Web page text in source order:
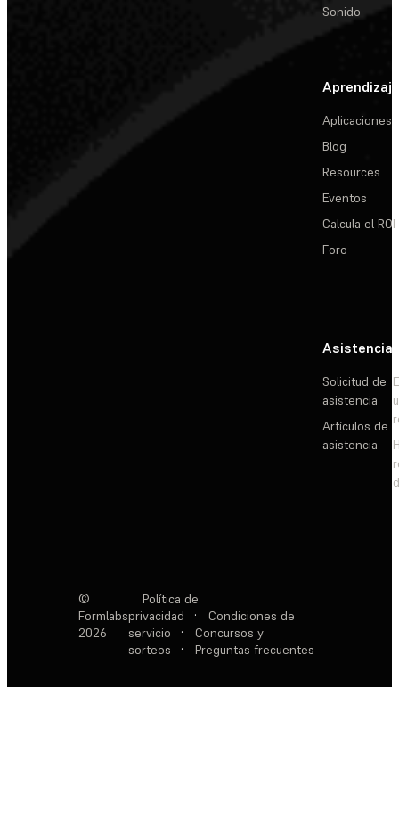
Sonido
Aprendizaje
Aplicaciones
Blog
Resources
Eventos
Calcula el ROI
Foro
Asistencia
Solicitud de
asistencia
Artículos de
asistencia
©
Formlabs
2026
Política de
privacidad
·
Condiciones de
servicio
·
Concursos y
sorteos
· Preguntas frecuentes